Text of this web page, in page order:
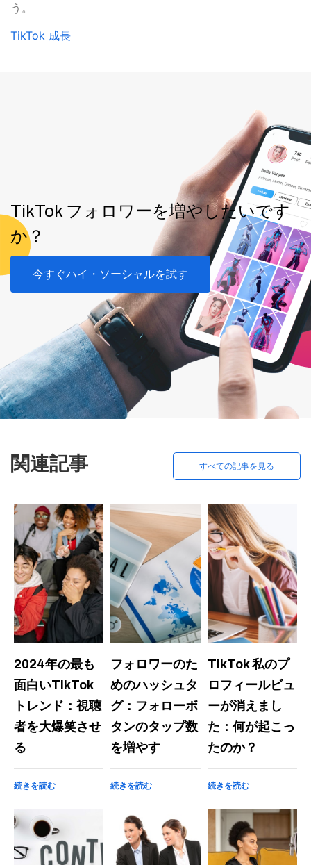
う。
TikTok 成長
TikTok フォロワーを増やしたいです
か？
今すぐハイ・ソーシャルを試す
関連記事 すべての記事を見る
2024年の最も
面白いTikTok
トレンド：視聴
者を大爆笑させ
る
続きを読む
フォロワーのた
めのハッシュタ
グ：フォローボ
タンのタップ数
を増やす
続きを読む
TikTok 私のプ
ロフィールビュ
ーが消えまし
た：何が起こっ
たのか？
続きを読む